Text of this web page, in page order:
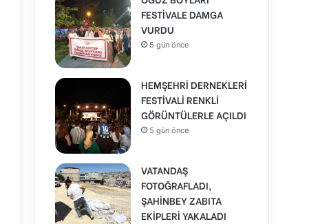
FESTİVALE DAMGA
VURDU
5 gün önce
HEMŞEHRİ DERNEKLERİ
FESTİVALİ RENKLİ
GÖRÜNTÜLERLE AÇILDI
5 gün önce
VATANDAŞ
FOTOĞRAFLADI,
ŞAHİNBEY ZABITA
EKİPLERİ YAKALADI